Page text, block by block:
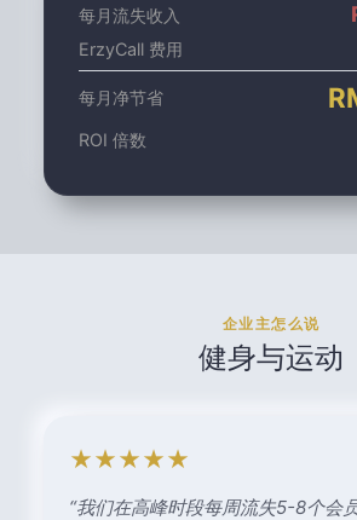
每月流失收入
ErzyCall 费用
每月净节省
ROI 倍数
企业主怎么说
健身与运动
★★★★★
“我们在高峰时段每周流失5-8个会员